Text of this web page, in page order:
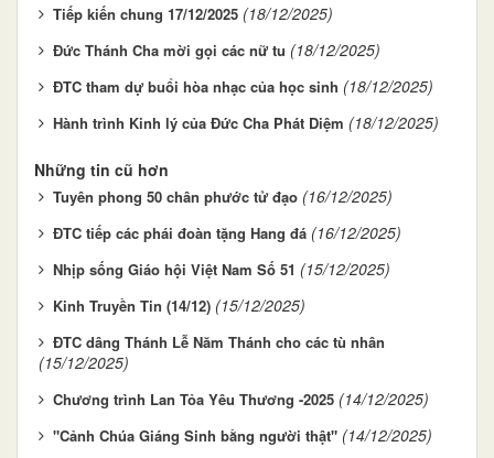
Tiếp kiến chung 17/12/2025 (18/12/2025)
Đức Thánh Cha mời gọi các nữ tu (18/12/2025)
ĐTC tham dự buổi hòa nhạc của học sinh (18/12/2025)
Hành trình Kinh lý của Đức Cha Phát Diệm (18/12/2025)
Những tin cũ hơn
Tuyên phong 50 chân phước tử đạo (16/12/2025)
ĐTC tiếp các phái đoàn tặng Hang đá (16/12/2025)
Nhịp sống Giáo hội Việt Nam Số 51 (15/12/2025)
Kinh Truyền Tin (14/12) (15/12/2025)
ĐTC dâng Thánh Lễ Năm Thánh cho các tù nhân
(15/12/2025)
Chương trình Lan Tỏa Yêu Thương -2025 (14/12/2025)
"Cảnh Chúa Giáng Sinh bằng người thật" (14/12/2025)